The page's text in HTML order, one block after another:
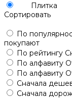
Плитка
Сортировать
По
покупают
По рейтингу
По алфавиту
По алфавиту
Сначала
Сначала